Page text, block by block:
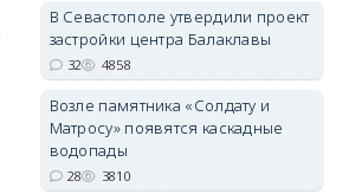
В Севастополе утвердили проект
застройки центра Балаклавы
32 4858
Возле памятника «Солдату и
Матросу» появятся каскадные
водопады
28 3810